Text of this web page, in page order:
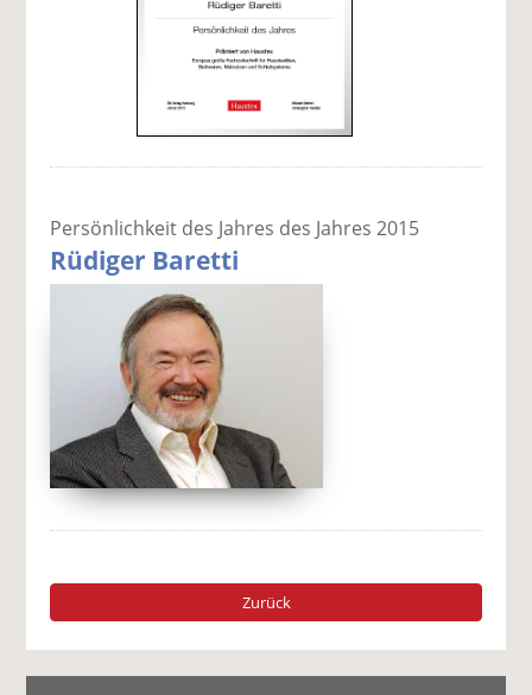
Persönlichkeit des Jahres des Jahres 2015
Rüdiger Baretti
Zurück